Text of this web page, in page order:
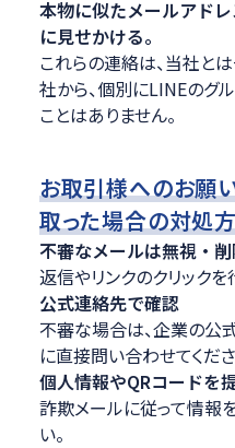
本物に似たメールアド
に見せかける。
これらの連絡は、当社と
社から、個別にLINEのグ
ことはありません。
お取引様へのお願
取った場合の対処
不審なメールは無視・
返信やリンクのクリックを
公式連絡先で確認
不審な場合は、企業の公
に直接問い合わせてくださ
個人情報やQRコードを
詐欺メールに従って情報
い。